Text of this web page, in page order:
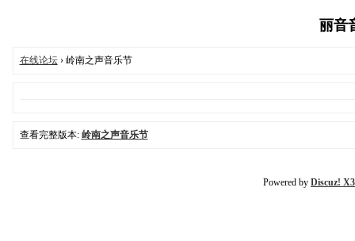
丽音
在线论坛› 岭南之声音乐节
查看完整版本: 岭南之声音乐节
Powered by Discuz!